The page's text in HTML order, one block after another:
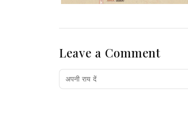
Leave a Comment